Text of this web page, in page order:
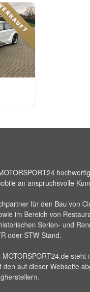
an anspruchsvolle
für den Bau von
im Bereich von
Serien- und
oder STW Stand.
MOTORSPORT24.de steht
den auf dieser Webseite